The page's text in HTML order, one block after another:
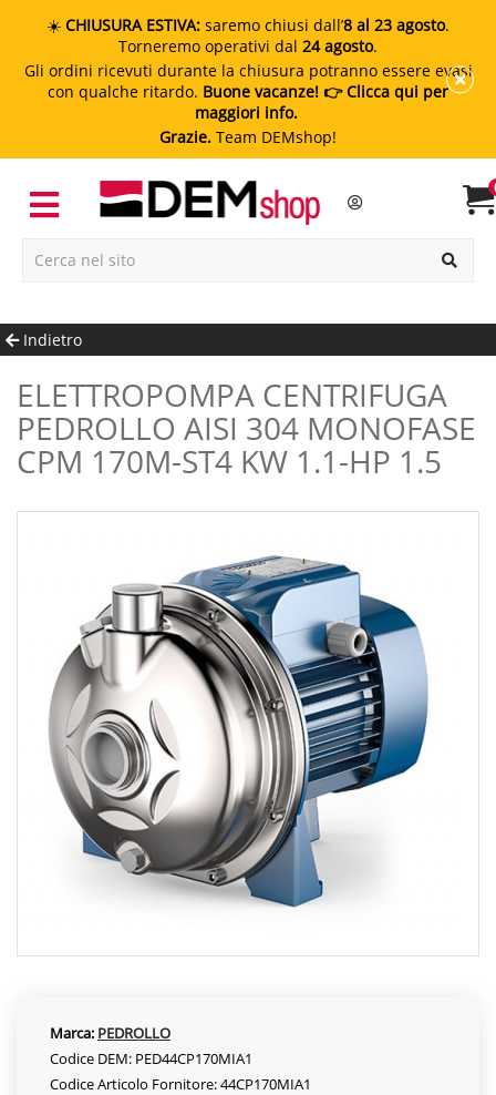
☀️ CHIUSURA ESTIVA: saremo chiusi dall’8 al 23 agosto.
Torneremo operativi dal 24 agosto.
Gli ordini ricevuti durante la chiusura potranno essere evasi
con qualche ritardo. Buone vacanze! 👉 Clicca qui per
maggiori info.
Grazie. Team DEMshop!
Indietro
ELETTROPOMPA CENTRIFUGA
PEDROLLO AISI 304 MONOFASE
CPM 170M-ST4 KW 1.1-HP 1.5
Marca: PEDROLLO
Codice DEM: PED44CP170MIA1
Codice Articolo Fornitore: 44CP170MIA1